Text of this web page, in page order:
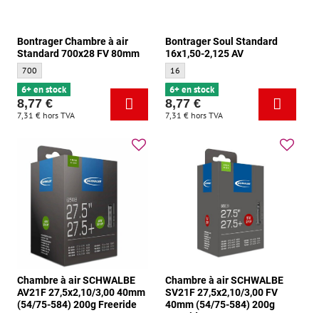
Bontrager Chambre à air
Standard 700x28 FV 80mm
Bontrager Chambre à air Standard 700x28 FV 80mm - Taille:
700
6+ en stock
8,77 €
7,31 € hors TVA
Bontrager Soul Standard
16x1,50-2,125 AV
Bontrager Soul Standard 16x1,50-2,125
16
6+ en stock
8,77 €
7,31 € hors TVA
Chambre à air SCHWALBE
AV21F 27,5x2,10/3,00 40mm
(54/75-584) 200g Freeride
Chambre à air SCHWALBE
SV21F 27,5x2,10/3,00 FV
40mm (54/75-584) 200g